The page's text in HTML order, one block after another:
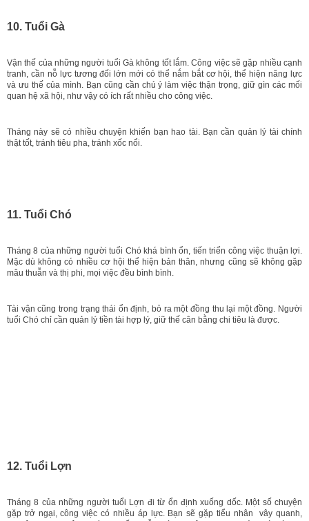
10. Tuổi Gà
Vận thế của những người tuổi Gà không tốt lắm. Công việc sẽ gặp nhiều cạnh
tranh, cần nỗ lực tương đối lớn mới có thể nắm bắt cơ hội, thể hiện năng lực
và ưu thế của mình. Bạn cũng cần chú ý làm việc thận trọng, giữ gìn các mối
quan hệ xã hội, như vậy có ích rất nhiều cho công việc.
Tháng này sẽ có nhiều chuyện khiến bạn hao tài. Bạn cần quản lý tài chính
thật tốt, tránh tiêu pha, tránh xốc nổi.
11. Tuổi Chó
Tháng 8 của những người tuổi Chó khá bình ổn, tiến triển công việc thuận lợi.
Mặc dù không có nhiều cơ hội thể hiện bản thân, nhưng cũng sẽ không gặp
mâu thuẫn và thị phi, mọi việc đều bình bình.
Tài vận cũng trong trạng thái ổn định, bỏ ra một đồng thu lại một đồng. Người
tuổi Chó chỉ cần quản lý tiền tài hợp lý, giữ thế cân bằng chi tiêu là được.
12. Tuổi Lợn
Tháng 8 của những người tuổi Lợn đi từ ổn định xuống dốc. Một số chuyện
gặp trở ngại, công việc có nhiều áp lực. Bạn sẽ gặp tiểu nhân vây quanh,